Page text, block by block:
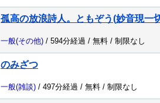
孤高の放浪詩人。ともぞう(妙音現一
一般(その他) / 594分経過 / 無料 / 制限なし
のみざつ
一般(雑談) / 497分経過 / 無料 / 制限なし